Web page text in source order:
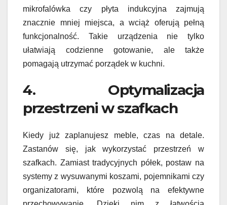
mikrofalówka czy płyta indukcyjna zajmują
znacznie mniej miejsca, a wciąż oferują pełną
funkcjonalność. Takie urządzenia nie tylko
ułatwiają codzienne gotowanie, ale także
pomagają utrzymać porządek w kuchni.
4. Optymalizacja
przestrzeni w szafkach
Kiedy już zaplanujesz meble, czas na detale.
Zastanów się, jak wykorzystać przestrzeń w
szafkach. Zamiast tradycyjnych półek, postaw na
systemy z wysuwanymi koszami, pojemnikami czy
organizatorami, które pozwolą na efektywne